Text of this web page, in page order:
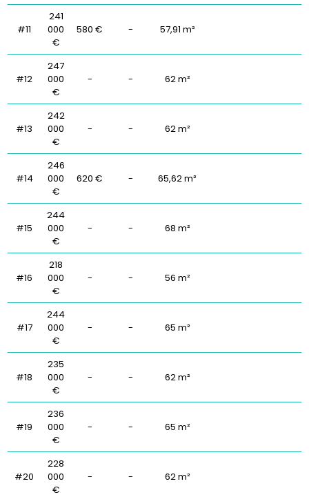
#11
241
000
€
580 € - 57,91 m²
#12
247
000
€
- - 62 m²
#13
242
000
€
- - 62 m²
#14
246
000
€
620 € - 65,62 m²
#15
244
000
€
- - 68 m²
#16
218
000
€
- - 56 m²
#17
244
000
€
- - 65 m²
#18
235
000
€
- - 62 m²
#19
236
000
€
- - 65 m²
#20
228
000
€
- - 62 m²